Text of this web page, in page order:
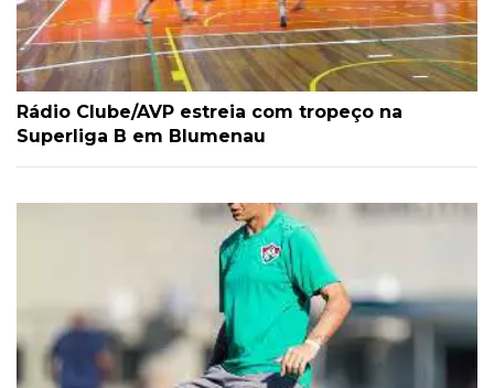
Rádio Clube/AVP estreia com tropeço na
Superliga B em Blumenau